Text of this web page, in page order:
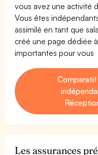
vous avez une activité
Vous êtes
assimilé en tant que
créé une page dédiée
importantes pour vous
Les assurances